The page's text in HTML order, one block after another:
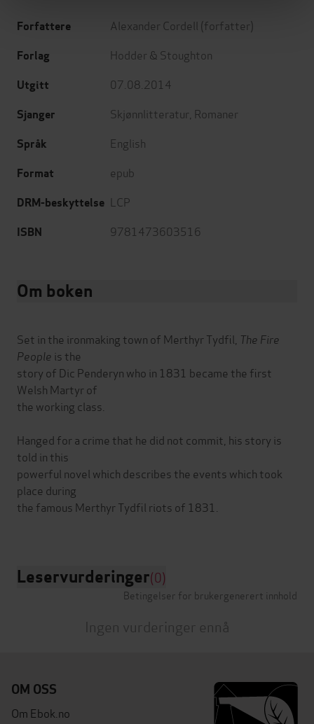
Forfattere Alexander Cordell (forfatter)
Forlag Hodder & Stoughton
Utgitt 07.08.2014
Sjanger Skjønnlitteratur Romaner
Språk English
Format epub
DRM-beskyttelse LCP
ISBN 9781473603516
Om boken
Set in the ironmaking town of Merthyr Tydfil, The Fire
People is the
story of Dic Penderyn who in 1831 became the first
Welsh Martyr of
the working class.
Hanged for a crime that he did not commit, his story is
told in this
powerful novel which describes the events which took
place during
the famous Merthyr Tydfil riots of 1831.
Leservurderinger(0)
Betingelser for brukergenerert innhold
Ingen vurderinger ennå
OM OSS
Om Ebok.no